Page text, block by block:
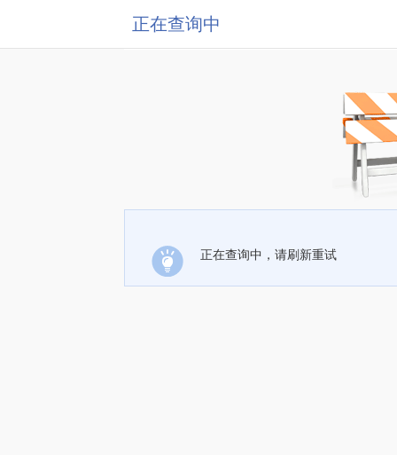
正在查询中
正在查询中，请刷新重试